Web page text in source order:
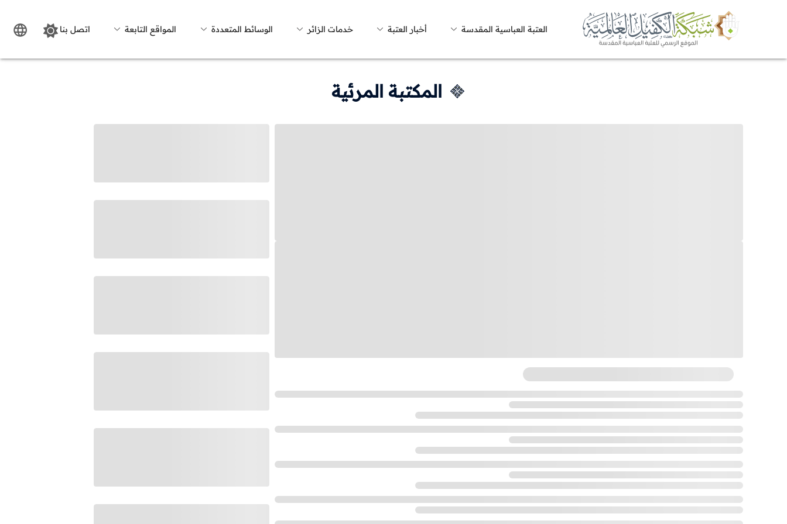
العتبة العباسية المقدسة أخبار العتبة خدمات الزائر الوسائط المتعددة المواقع التابعة اتصل بنا
المكتبة المرئية